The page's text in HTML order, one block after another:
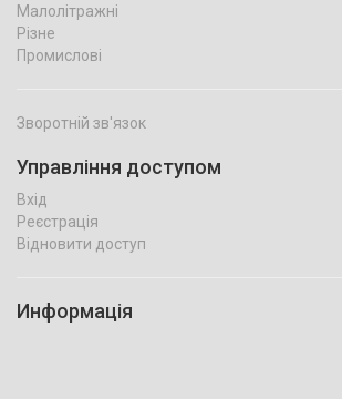
Малолітражні
Різне
Промислові
Зворотній зв'язок
Управління доступом
Вхід
Реєстрація
Відновити доступ
Информація